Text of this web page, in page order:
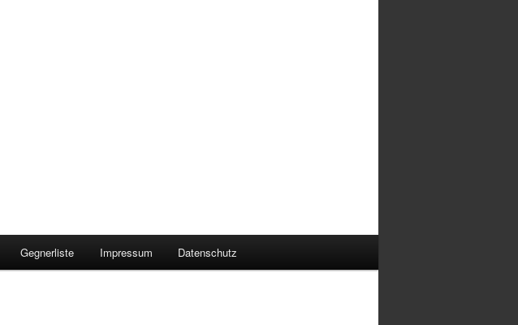
Gegnerliste Impressum Datenschutz